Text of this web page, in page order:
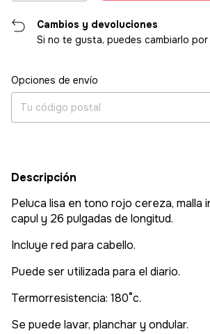
Cambios y devoluciones
Si no te gusta, puedes cambiarlo
Entregas para el CP:
Opciones de envío
Descripción
Peluca lisa en tono rojo cereza, malla
capul y 26 pulgadas de longitud.
Incluye red para cabello.
Puede ser utilizada para el diario.
Termorresistencia: 180°c.
Se puede lavar, planchar y ondular.